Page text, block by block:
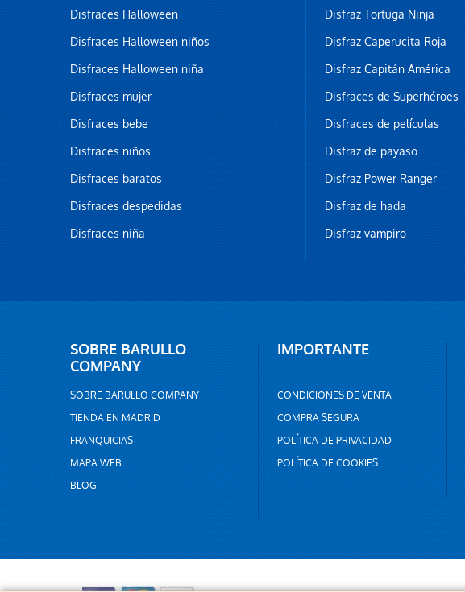
Disfraces Halloween
Disfraces Halloween niños
Disfraces Halloween niña
Disfraces mujer
Disfraces bebe
Disfraces niños
Disfraces baratos
Disfraces despedidas
Disfraces niña
Disfraz Tortuga Ninja
Disfraz Caperucita Roja
Disfraz Capitán América
Disfraces de Superhéroes
Disfraces de películas
Disfraz de payaso
Disfraz Power Ranger
Disfraz de hada
Disfraz vampiro
SOBRE BARULLO
COMPANY
SOBRE BARULLO COMPANY
TIENDA EN MADRID
FRANQUICIAS
MAPA WEB
BLOG
IMPORTANTE
CONDICIONES DE VENTA
COMPRA SEGURA
POLÍTICA DE PRIVACIDAD
POLÍTICA DE COOKIES